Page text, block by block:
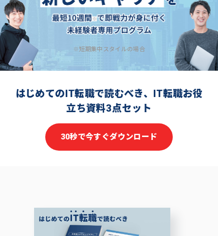
※短期集中スタイルの場合
はじめてのIT転職で読むべき、IT転職お役
立ち資料3点セット
30秒で今すぐダウンロード